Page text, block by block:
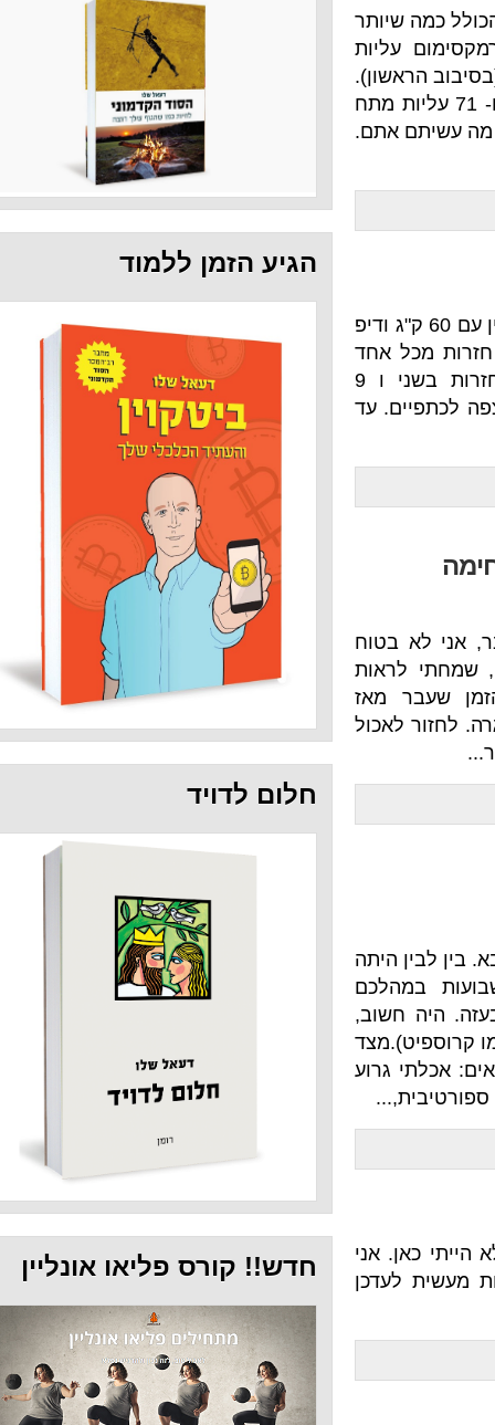
עליות
הראשון).
5 פעמים 400 מטר ו- 71 עליות מתח
אתם.
21-15-9 של קלין עם 60 ק"ג ודיפ
חזרות מכל אחד
משני התרגילים בסיבוב הראשון, 15 חזרות בשני ו 9
עד
בטוח
מאז
היתה
חשוב,
גרוע
אני
הגיע הזמן ללמוד
חלום לדויד
חדש!! קורס פליאו אונליין